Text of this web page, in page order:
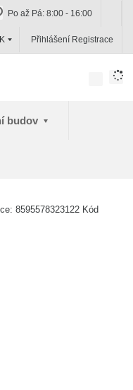
Po až Pá: 8:00 - 16:00
Přihlášení Registrace
budov
8595578323122 Kód